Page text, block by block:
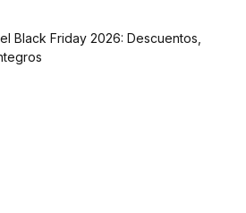
Black Friday 2026: Descuentos,